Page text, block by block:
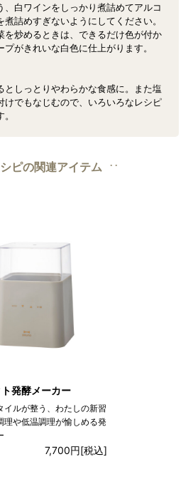
、白ワインをしっかり煮詰めてアルコ
詰めすぎないようにしてください。
を炒めるときは、できるだけ色が付か
がきれいな白色に仕上がります。
としっとりやわらかな食感に。また塩
けでもなじむので、いろいろなレシピ
ピの関連アイテム
発酵メーカー
イルが整う、わたしの新習
理や低温調理が愉しめる発
7,700円[税込]